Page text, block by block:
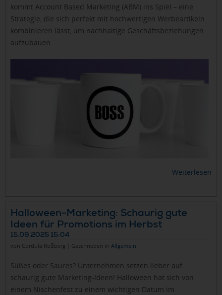
kommt Account Based Marketing (ABM) ins Spiel – eine
Strategie, die sich perfekt mit hochwertigen Werbeartikeln
kombinieren lässt, um nachhaltige Geschäftsbeziehungen
aufzubauen.
Weiterlesen
Halloween-Marketing: Schaurig gute
Ideen für Promotions im Herbst
15.09.2025 15:04
von Cordula Roßberg | Geschrieben in Allgemein
Süßes oder Saures? Unternehmen setzen lieber auf
schaurig gute Marketing-Ideen! Halloween hat sich von
einem Nischenfest zu einem wichtigen Datum im